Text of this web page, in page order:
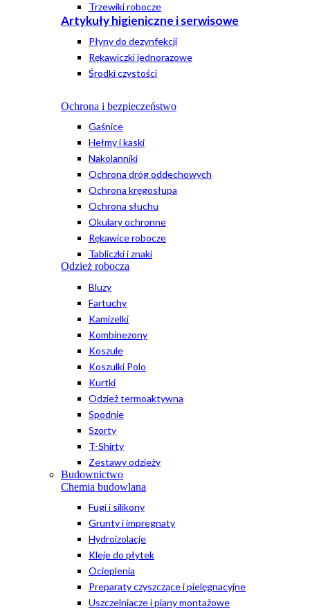
Trzewiki robocze
Artykuły higieniczne i serwisowe
Płyny do dezynfekcji
Rękawiczki jednorazowe
Środki czystości
Ochrona i bezpieczeństwo
Gaśnice
Hełmy i kaski
Nakolanniki
Ochrona dróg oddechowych
Ochrona kręgosłupa
Ochrona słuchu
Okulary ochronne
Rękawice robocze
Tabliczki i znaki
Odzież robocza
Bluzy
Fartuchy
Kamizelki
Kombinezony
Koszule
Koszulki Polo
Kurtki
Odzież termoaktywna
Spodnie
Szorty
T-Shirty
Zestawy odzieży
Budownictwo
Chemia budowlana
Fugi i silikony
Grunty i impregnaty
Hydroizolacje
Kleje do płytek
Ocieplenia
Preparaty czyszczące i pielęgnacyjne
Uszczelniacze i piany montażowe